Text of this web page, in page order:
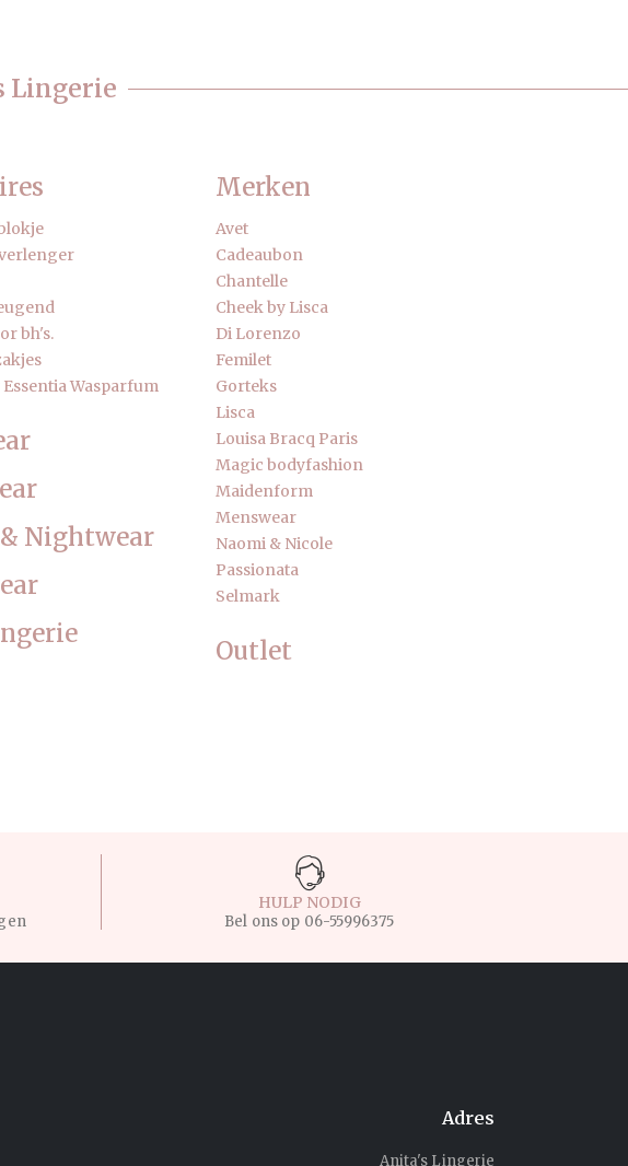
Lingerie
bh's.
Wasparfum
Nightwear
Merken
Avet
Cadeaubon
Chantelle
Cheek by Lisca
Di Lorenzo
Femilet
Gorteks
Lisca
Louisa Bracq Paris
Magic bodyfashion
Maidenform
Menswear
Naomi & Nicole
Passionata
Selmark
Outlet
HULP NODIG
Bel ons op 06-55996375
Adres
Anita's Lingerie